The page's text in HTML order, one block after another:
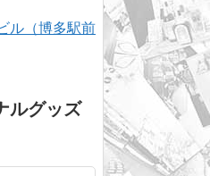
ル（博多駅前
ルグッズ